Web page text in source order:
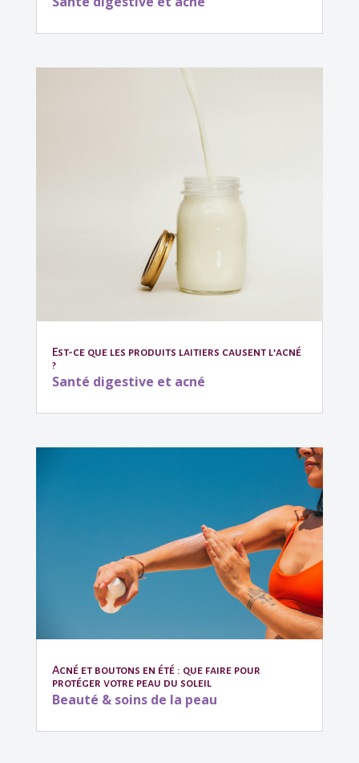
Est-ce que les produits laitiers causent l’acné
?
Santé digestive et acné
Acné et boutons en été : que faire pour
protéger votre peau du soleil
Beauté & soins de la peau